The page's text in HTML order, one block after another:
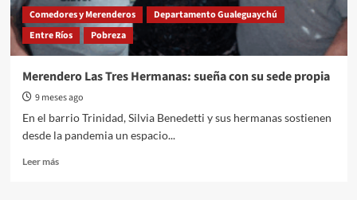
el
verano
en
Entre
Comedores y Merenderos
Departamento Gualeguaychú
Entre Ríos
Pobreza
Merendero Las Tres Hermanas: sueña con su sede propia
9 meses ago
En el barrio Trinidad, Silvia Benedetti y sus hermanas sostienen
desde la pandemia un espacio...
Leer másRead